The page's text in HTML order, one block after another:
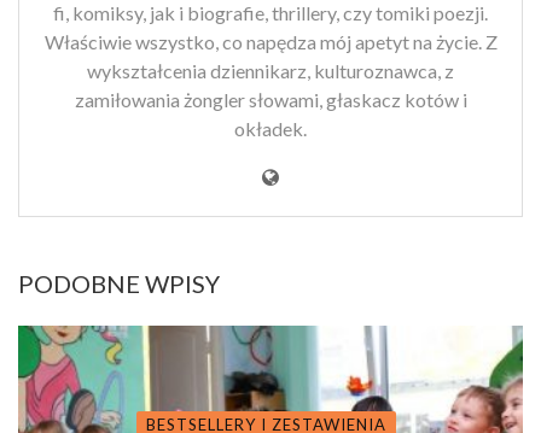
fi, komiksy, jak i biografie, thrillery, czy tomiki poezji.
Właściwie wszystko, co napędza mój apetyt na życie. Z
wykształcenia dziennikarz, kulturoznawca, z
zamiłowania żongler słowami, głaskacz kotów i
okładek.
PODOBNE WPISY
BESTSELLERY I ZESTAWIENIA